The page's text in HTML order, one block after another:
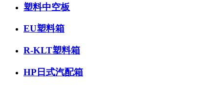
塑料中空板
EU塑料箱
R-KLT塑料箱
HP日式汽配箱